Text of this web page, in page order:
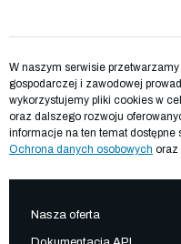
W naszym serwisie
gospodarczej i zawodowej
wykorzystujemy pliki cookies w
oraz dalszego rozwoju
informacje na ten temat dostępne
Ochrona danych osobowych oraz
Nasza oferta